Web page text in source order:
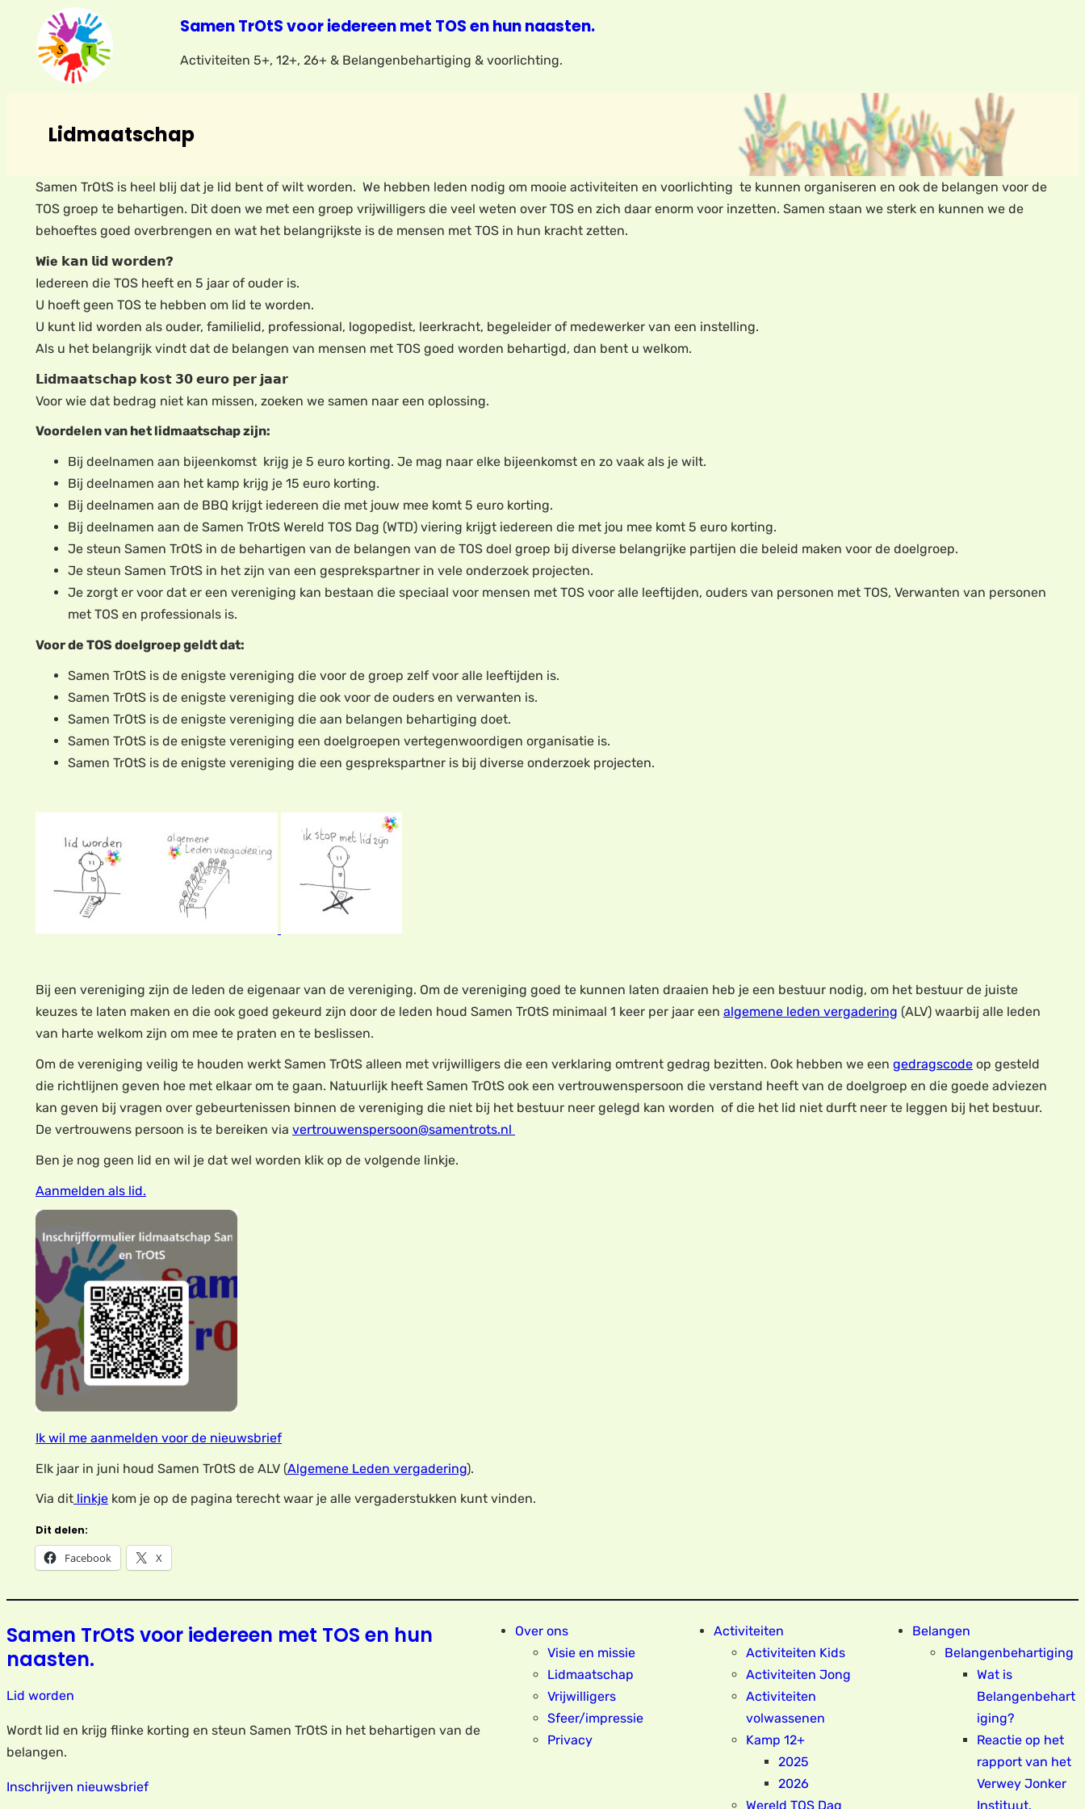
Samen TrOtS voor iedereen met TOS en hun naasten.
Activiteiten 5+, 12+, 26+ & Belangenbehartiging & voorlichting.
Lidmaatschap
Samen TrOtS is heel blij dat je lid bent of wilt worden. We hebben leden nodig om mooie activiteiten en voorlichting te kunnen organiseren en ook de belangen voor de
TOS groep te behartigen. Dit doen we met een groep vrijwilligers die veel weten over TOS en zich daar enorm voor inzetten. Samen staan we sterk en kunnen we de
behoeftes goed overbrengen en wat het belangrijkste is de mensen met TOS in hun kracht zetten.
Wie 𝗸𝗮𝗻 𝗹𝗶𝗱 𝘄𝗼𝗿𝗱𝗲𝗻?
Iedereen die TOS heeft en 5 jaar of ouder is.
U hoeft geen TOS te hebben om lid te worden.
U kunt lid worden als ouder, familielid, professional, logopedist, leerkracht, begeleider of medewerker van een instelling.
Als u het belangrijk vindt dat de belangen van mensen met TOS goed worden behartigd, dan bent u welkom.
𝗟𝗶𝗱𝗺𝗮𝗮𝘁𝘀𝗰𝗵𝗮𝗽 𝗸𝗼𝘀𝘁 𝟯𝟬 𝗲𝘂𝗿𝗼 𝗽𝗲𝗿 𝗷𝗮𝗮𝗿
Voor wie dat bedrag niet kan missen, zoeken we samen naar een oplossing.
Voordelen van het lidmaatschap zijn:
Bij deelnamen aan bijeenkomst krijg je 5 euro korting. Je mag naar elke bijeenkomst en zo vaak als je wilt.
Bij deelnamen aan het kamp krijg je 15 euro korting.
Bij deelnamen aan de BBQ krijgt iedereen die met jouw mee komt 5 euro korting.
Bij deelnamen aan de Samen TrOtS Wereld TOS Dag (WTD) viering krijgt iedereen die met jou mee komt 5 euro korting.
Je steun Samen TrOtS in de behartigen van de belangen van de TOS doel groep bij diverse belangrijke partijen die beleid maken voor de doelgroep.
Je steun Samen TrOtS in het zijn van een gesprekspartner in vele onderzoek projecten.
Je zorgt er voor dat er een vereniging kan bestaan die speciaal voor mensen met TOS voor alle leeftijden, ouders van personen met TOS, Verwanten van personen
met TOS en professionals is.
Voor de TOS doelgroep geldt dat:
Samen TrOtS is de enigste vereniging die voor de groep zelf voor alle leeftijden is.
Samen TrOtS is de enigste vereniging die ook voor de ouders en verwanten is.
Samen TrOtS is de enigste vereniging die aan belangen behartiging doet.
Samen TrOtS is de enigste vereniging een doelgroepen vertegenwoordigen organisatie is.
Samen TrOtS is de enigste vereniging die een gesprekspartner is bij diverse onderzoek projecten.
Bij een vereniging zijn de leden de eigenaar van de vereniging. Om de vereniging goed te kunnen laten draaien heb je een bestuur nodig, om het bestuur de juiste
keuzes te laten maken en die ook goed gekeurd zijn door de leden houd Samen TrOtS minimaal 1 keer per jaar een algemene leden vergadering (ALV) waarbij alle leden
van harte welkom zijn om mee te praten en te beslissen.
Om de vereniging veilig te houden werkt Samen TrOtS alleen met vrijwilligers die een verklaring omtrent gedrag bezitten. Ook hebben we een gedragscode op gesteld
die richtlijnen geven hoe met elkaar om te gaan. Natuurlijk heeft Samen TrOtS ook een vertrouwenspersoon die verstand heeft van de doelgroep en die goede adviezen
kan geven bij vragen over gebeurtenissen binnen de vereniging die niet bij het bestuur neer gelegd kan worden of die het lid niet durft neer te leggen bij het bestuur.
De vertrouwens persoon is te bereiken via vertrouwenspersoon@samentrots.nl
Ben je nog geen lid en wil je dat wel worden klik op de volgende linkje.
Aanmelden als lid.
Ik wil me aanmelden voor de nieuwsbrief
Elk jaar in juni houd Samen TrOtS de ALV (Algemene Leden vergadering).
Via dit linkje kom je op de pagina terecht waar je alle vergaderstukken kunt vinden.
Dit delen:
Facebook X
Samen TrOtS voor iedereen met TOS en hun
naasten.
Lid worden
Wordt lid en krijg flinke korting en steun Samen TrOtS in het behartigen van de
belangen.
Inschrijven nieuwsbrief
Over ons
Visie en missie
Lidmaatschap
Vrijwilligers
Sfeer/impressie
Privacy
Activiteiten
Activiteiten Kids
Activiteiten Jong
Activiteiten
volwassenen
Kamp 12+
2025
2026
Wereld TOS Dag
Belangen
Belangenbehartiging
Wat is
Belangenbehart
iging?
Reactie op het
rapport van het
Verwey Jonker
Instituut.